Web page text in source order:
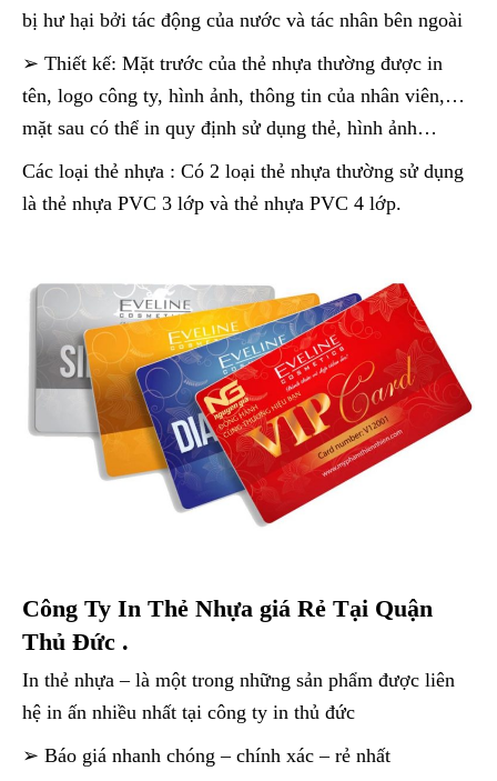
bị hư hại bởi tác động của nước và tác nhân bên ngoài
➢ Thiết kế: Mặt trước của thẻ nhựa thường được in
tên, logo công ty, hình ảnh, thông tin của nhân viên,…
mặt sau có thể in quy định sử dụng thẻ, hình ảnh…
Các loại thẻ nhựa : Có 2 loại thẻ nhựa thường sử dụng
là thẻ nhựa PVC 3 lớp và thẻ nhựa PVC 4 lớp.
Công Ty In Thẻ Nhựa giá Rẻ Tại Quận
Thủ Đức .
In thẻ nhựa – là một trong những sản phẩm được liên
hệ in ấn nhiều nhất tại công ty in thủ đức
➢ Báo giá nhanh chóng – chính xác – rẻ nhất